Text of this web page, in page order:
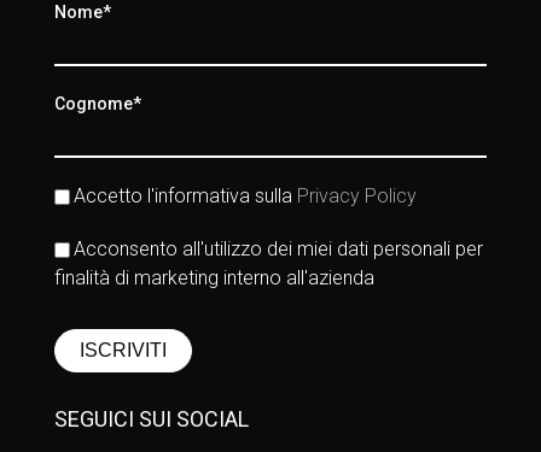
Nome*
Cognome*
Accetto l'informativa sulla Privacy Policy
Acconsento all'utilizzo dei miei dati personali per
finalità di marketing interno all'azienda
SEGUICI SUI SOCIAL